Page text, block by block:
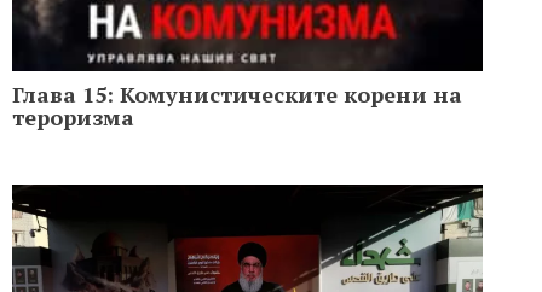
Глава 15: Комунистическите корени на
тероризма